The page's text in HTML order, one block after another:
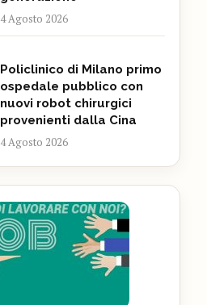
4 Agosto 2026
Policlinico di Milano primo
ospedale pubblico con
nuovi robot chirurgici
provenienti dalla Cina
4 Agosto 2026